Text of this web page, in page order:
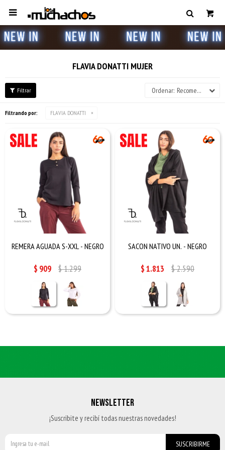

FLAVIA DONATTI MUJER
Recomendados
Filtrando por: FLAVIA DONATTI
REMERA AGUADA S-XXL - NEGRO
$ 909 $1.299
SACON NATIVO UN. - NEGRO
$1.813 $2.590
NEWSLETTER
¡Suscribite y recibí todas nuestras novedades!
SUSCRIBIRME